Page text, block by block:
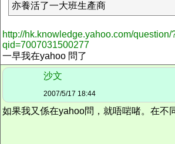
亦養活了一大班生產商
http://hk.knowledge.yahoo.com/question/
qid=7007031500277
一早我在yahoo 問了
沙文
2007/5/17 18:44
如果我又係在yahoo問，就唔啱啫。在不